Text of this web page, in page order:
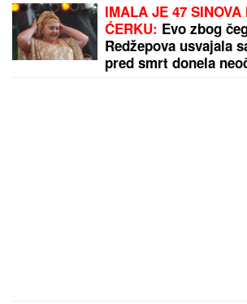
IMALA JE 47
ĆERKU: Evo zbog
Redžepova usvajala
pred smrt donela